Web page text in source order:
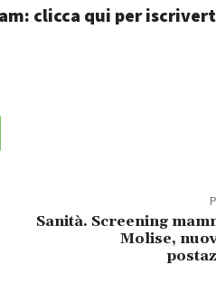
clicca qui per
Sanità. Screening
Molise,